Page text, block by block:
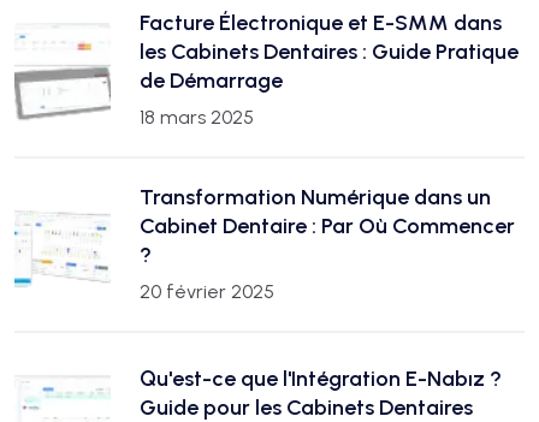
Facture Électronique et E-SMM dans
les Cabinets Dentaires : Guide Pratique
de Démarrage
18 mars 2025
Transformation Numérique dans un
Cabinet Dentaire : Par Où Commencer
?
20 février 2025
Qu'est-ce que l'Intégration E-Nabız ?
Guide pour les Cabinets Dentaires